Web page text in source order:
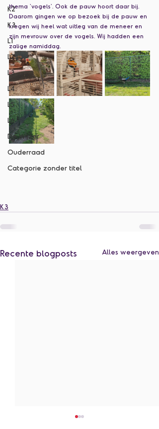
K2
K3
L1
L2
L3
L4
L5
L6
De Wijzer
Ouderraad
Categorie zonder titel
thema 'vogels'. Ook de pauw hoort daar bij.
Daarom gingen we op bezoek bij de pauw en
kregen wij heel wat uitleg van de meneer en
zijn mevrouw over de vogels. Wij hadden een
zalige namiddag.
K3
Recente blogposts Alles weergeven